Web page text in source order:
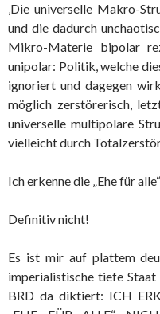
‚Die universelle Makro-
und die dadurch
Mikro-Materie bipolar
unipolar: Politik, welche
ignoriert und dagegen
möglich zerstörerisch,
universelle multipolare
vielleicht durch
Ich erkenne die „Ehe für
Definitiv nicht!
Es ist mir auf plattem
imperialistische tiefe
BRD da diktiert: ICH